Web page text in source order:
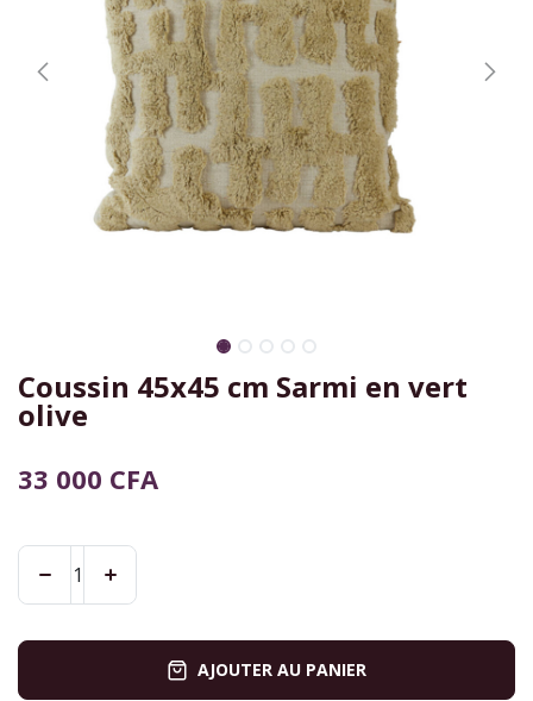
Coussin 45x45 cm Sarmi en vert
olive
33 000 CFA
AJOUTER AU PANIER